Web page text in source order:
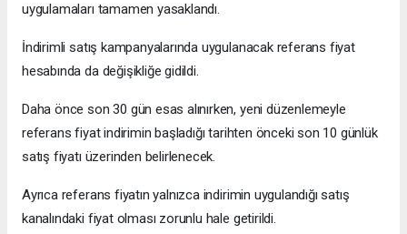
uygulamaları tamamen yasaklandı.
İndirimli satış kampanyalarında uygulanacak referans fiyat
hesabında da değişikliğe gidildi.
Daha önce son 30 gün esas alınırken, yeni düzenlemeyle
referans fiyat indirimin başladığı tarihten önceki son 10 günlük
satış fiyatı üzerinden belirlenecek.
Ayrıca referans fiyatın yalnızca indirimin uygulandığı satış
kanalındaki fiyat olması zorunlu hale getirildi.